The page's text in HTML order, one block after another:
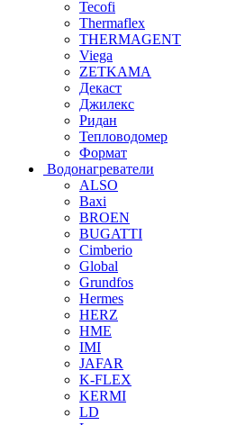
Tecofi
Thermaflex
THERMAGENT
Viega
ZETKAMA
Декаст
Джилекс
Ридан
Тепловодомер
Формат
Водонагреватели
ALSO
Baxi
BROEN
BUGATTI
Cimberio
Global
Grundfos
Hermes
HERZ
HME
IMI
JAFAR
K-FLEX
KERMI
LD